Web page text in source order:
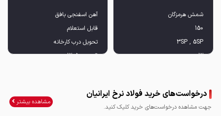
برا استعلام قیمت تماس بگیرید
قیمت 12050
درخواست‌های خرید فولاد نرخ ایرانیان
جهت مشاهده درخواست‌های خرید کلیک کنید.
مشاهده بیشتر